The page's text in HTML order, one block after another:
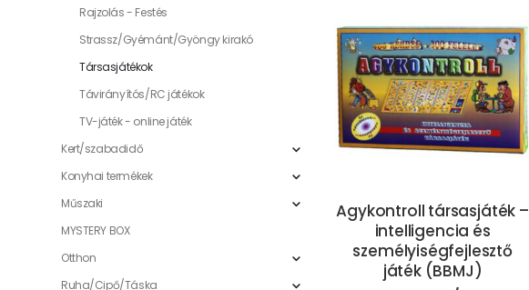
Agykontroll társasjáték –
intelligencia és
személyiségfejlesztő
játék (BBMJ)
Rajzolás - Festés
Strassz/Gyémánt/Gyöngy kirakó
Társasjátékok
Távirányítós/RC játékok
TV-játék - online játék
Kert/szabadidő
Konyhai termékek
Műszaki
MYSTERY BOX
Otthon
Ruha/Cipő/Táska